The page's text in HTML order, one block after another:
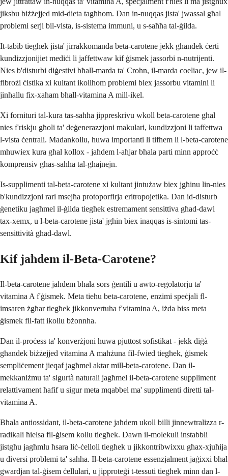
jiksbu biżżejjed mid-dieta tagħhom. Dan in-nuqqas jista' jwassal għal
problemi serji bil-vista, is-sistema immuni, u s-saħħa tal-ġilda.
It-tabib tiegħek jista' jirrakkomanda beta-carotene jekk għandek ċerti
kundizzjonijiet mediċi li jaffettwaw kif ġismek jassorbi n-nutrijenti.
Nies b'disturbi diġestivi bħall-marda ta' Crohn, il-marda coeliac, jew il-
fibrożi ċistika xi kultant ikollhom problemi biex jassorbu vitamini li
jinħallu fix-xaħam bħall-vitamina A mill-ikel.
Xi fornituri tal-kura tas-saħħa jippreskrivu wkoll beta-carotene għal
nies f'riskju għoli ta' deġenerazzjoni makulari, kundizzjoni li taffettwa
l-vista ċentrali. Madankollu, huwa importanti li tifhem li l-beta-carotene
mhuwiex kura għal kollox - jaħdem l-aħjar bħala parti minn approċċ
komprensiv għas-saħħa tal-għajnejn.
Is-supplimenti tal-beta-carotene xi kultant jintużaw biex jgħinu lin-nies
b'kundizzjoni rari msejħa protoporfirja eritropojetika. Dan id-disturb
ġenetiku jagħmel il-ġilda tiegħek estremament sensittiva għad-dawl
tax-xemx, u l-beta-carotene jista' jgħin biex inaqqas is-sintomi tas-
sensittività għad-dawl.
Kif jaħdem il-Beta-Carotene?
Il-beta-carotene jaħdem bħala sors ġentili u awto-regolatorju ta'
vitamina A f'ġismek. Meta tieħu beta-carotene, enzimi speċjali fl-
imsaren żgħar tiegħek jikkonvertuha f'vitamina A, iżda biss meta
ġismek fil-fatt ikollu bżonnha.
Dan il-proċess ta' konverżjoni huwa pjuttost sofistikat - jekk diġà
għandek biżżejjed vitamina A maħżuna fil-fwied tiegħek, ġismek
sempliċement jieqaf jagħmel aktar mill-beta-carotene. Dan il-
mekkaniżmu ta' sigurtà naturali jagħmel il-beta-carotene suppliment
relattivament ħafif u sigur meta mqabbel ma' supplimenti diretti tal-
vitamina A.
Bħala antiossidant, il-beta-carotene jaħdem ukoll billi jinnewtralizza r-
radikali ħielsa fil-ġisem kollu tiegħek. Dawn il-molekuli instabbli
jistgħu jagħmlu ħsara liċ-ċelloli tiegħek u jikkontribwixxu għax-xjuħija
u diversi problemi ta' saħħa. Il-beta-carotene essenzjalment jaġixxi bħal
gwardjan tal-ġisem ċellulari, u jipproteġi t-tessuti tiegħek minn dan l-